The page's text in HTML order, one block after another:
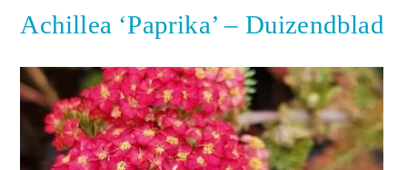
Achillea ‘Paprika’ – Duizendblad